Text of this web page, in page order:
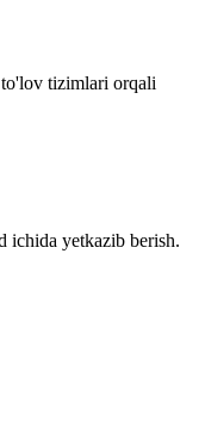
tizimlari orqali
ichida yetkazib berish.